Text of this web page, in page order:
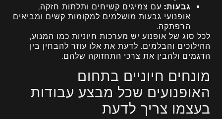
גבעות: עם צמיגים קשיחים ותלתות חזקה,
אופנועי גבעות מושלמים למקומות קשים ומביאים
הרפתקה.
לכל סוג של אופנוע יש מערכות חיוניות כמו המנוע,
ההילוכים והבלמים. לדעת את אלו עוזר להבחין בין
הדגמים ולהבין את צרכי התחזוקה שלהם.
מונחים חיוניים בתחום
האופנועים שכל מבצע עבודות
בעצמו צריך לדעת